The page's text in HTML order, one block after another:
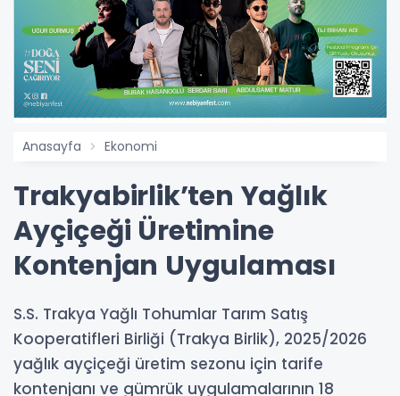
Anasayfa Ekonomi
Trakyabirlik’ten Yağlık
Ayçiçeği Üretimine
Kontenjan Uygulaması
S.S. Trakya Yağlı Tohumlar Tarım Satış
Kooperatifleri Birliği (Trakya Birlik), 2025/2026
yağlık ayçiçeği üretim sezonu için tarife
kontenjanı ve gümrük uygulamalarının 18